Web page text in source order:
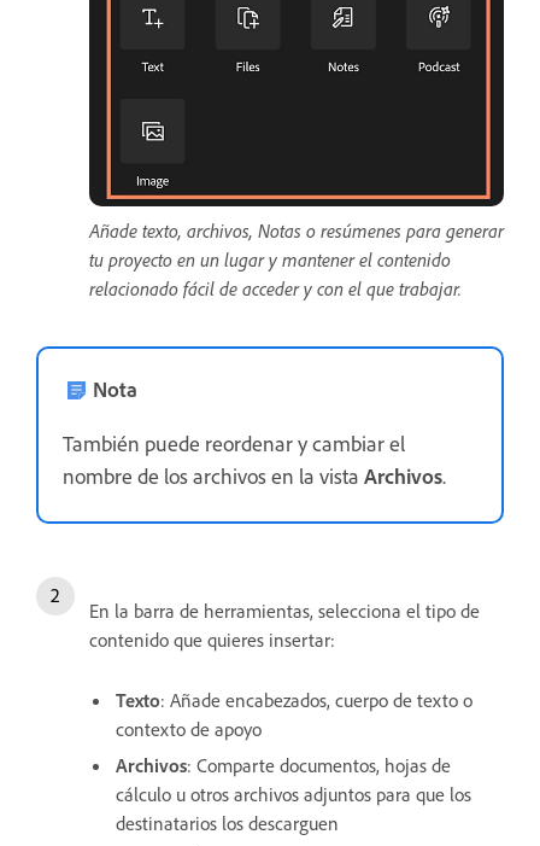
Añade texto, archivos, Notas o resúmenes para generar
tu proyecto en un lugar y mantener el contenido
relacionado fácil de acceder y con el que trabajar.
Nota
También puede reordenar y cambiar el
nombre de los archivos en la vista Archivos.
En la barra de herramientas, selecciona el tipo de
contenido que quieres insertar:
Texto: Añade encabezados, cuerpo de texto o
contexto de apoyo
Archivos: Comparte documentos, hojas de
cálculo u otros archivos adjuntos para que los
destinatarios los descarguen